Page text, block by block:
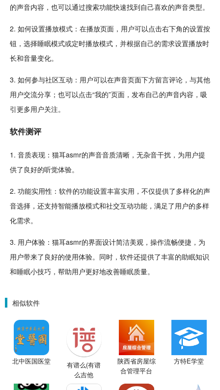
的声音内容，也可以通过搜索功能快速找到自己喜欢的声音类型。
2. 如何设置播放模式：在播放页面，用户可以 点击右下角的设置按
钮，选择睡眠模式或定时播放模式，并根据自己的需求设置播放时
长和音量变化。
3. 如何参与社区互动：用户可以在声音页面下方留言评论 ，与其他
用户交流分享；也可以点击“我的”页面，发布自己的声音内容，吸
引更多用户关注。
软件测评
1. 音质表现：猫耳asmr的声音音质清晰，无杂音干扰，为用户提
供了良好的听觉体验。
2. 功能实用性：软件的功能设置丰富实用，不仅提供了多样化的声
音选择，还支持智能播放模式和社交互动功能，满足了用户的多样
化需求。
3. 用户体验：猫耳asmr的界面设计简洁美观，操作流畅便捷，为
用户带来了良好的使用体验。同时，软件还提供了丰富的助眠知识
和睡眠小技巧，帮助用户更好地改善睡眠质量。
相似软件
北中医国医堂
有谱么(有谱
么吉他
谱)V3.3
陕西省房屋综
合管理平台
方特E学堂